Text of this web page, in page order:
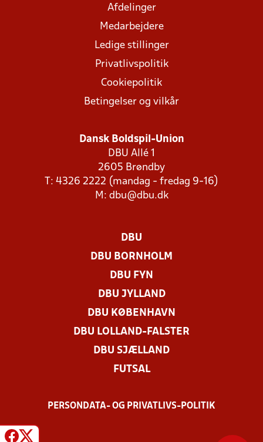
Afdelinger
Medarbejdere
Ledige stillinger
Privatlivspolitik
Cookiepolitik
Betingelser og vilkår
Dansk Boldspil-Union
DBU Allé 1
2605 Brøndby
T: 4326 2222 (mandag - fredag 9-16)
M: dbu@dbu.dk
DBU
DBU BORNHOLM
DBU FYN
DBU JYLLAND
DBU KØBENHAVN
DBU LOLLAND-FALSTER
DBU SJÆLLAND
FUTSAL
PERSONDATA- OG PRIVATLIVS-POLITIK